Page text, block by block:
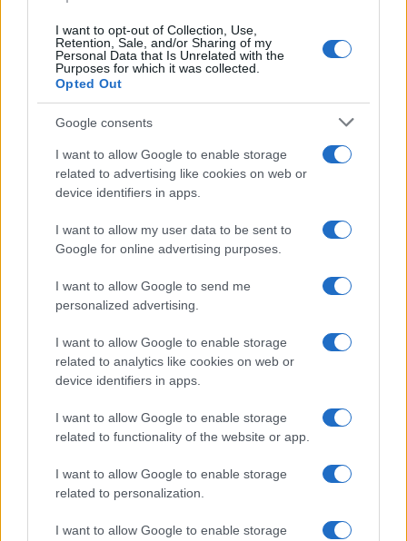
I want to opt-out of Collection, Use,
Retention, Sale, and/or Sharing of my
Personal Data that Is Unrelated with the
Purposes for which it was collected.
Opted Out
Google consents
I want to allow Google to enable storage
related to advertising like cookies on web or
device identifiers in apps.
I want to allow my user data to be sent to
Google for online advertising purposes.
I want to allow Google to send me
personalized advertising.
I want to allow Google to enable storage
related to analytics like cookies on web or
device identifiers in apps.
I want to allow Google to enable storage
related to functionality of the website or app.
I want to allow Google to enable storage
related to personalization.
I want to allow Google to enable storage
Paolo Pinna
Martina Agostina Diturco
I nostri cari
I nostri cari
I nostri cari